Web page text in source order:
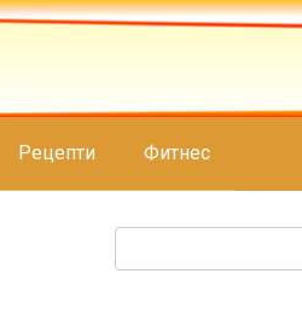
Рецепти Фитнес